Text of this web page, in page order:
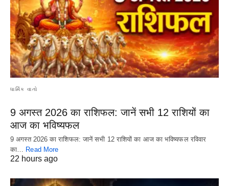
ધાર્મિક વાતો
9 अगस्त 2026 का राशिफल: जानें सभी 12 राशियों का
आज का भविष्यफल
9 अगस्त 2026 का राशिफल: जानें सभी 12 राशियों का आज का भविष्यफल रविवार
का…
Read More
22 hours ago